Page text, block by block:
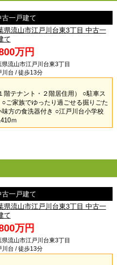
古一戸建て
県流山市江戸川台東3丁目 中古一
て
万円
県流山市江戸川台東3丁目
川台 / 徒歩13分
階テナント・２階居住用） ○駐車ス
ご家族でゆったり過ごせる掘りごた
方の食洗器付き ○江戸川台小学校
ｍ
古一戸建て
県流山市江戸川台東3丁目 中古一
て
万円
県流山市江戸川台東3丁目
川台 / 徒歩13分